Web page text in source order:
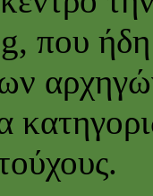
ήδη